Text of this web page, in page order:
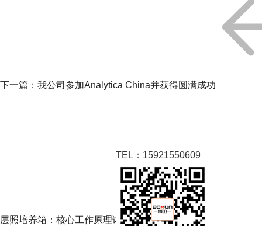
下一篇： 我公司参加Analytica China并获得圆满成功
相关阅读
层照培养箱：核心工作原理详解
TEL：15921550609